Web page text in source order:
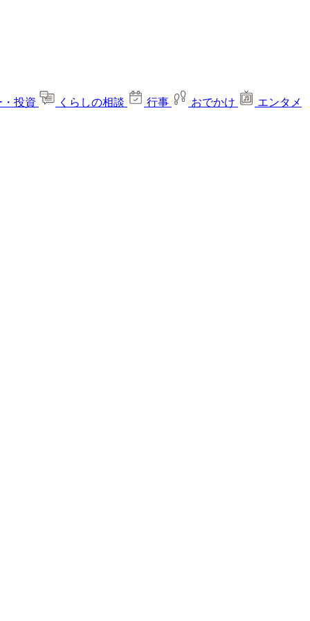
投資 くらしの相談 行事 おでかけ エンタメ